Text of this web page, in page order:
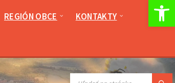
REGIÓN OBCE KONTAKTY
VYHĽADÁVANIE: